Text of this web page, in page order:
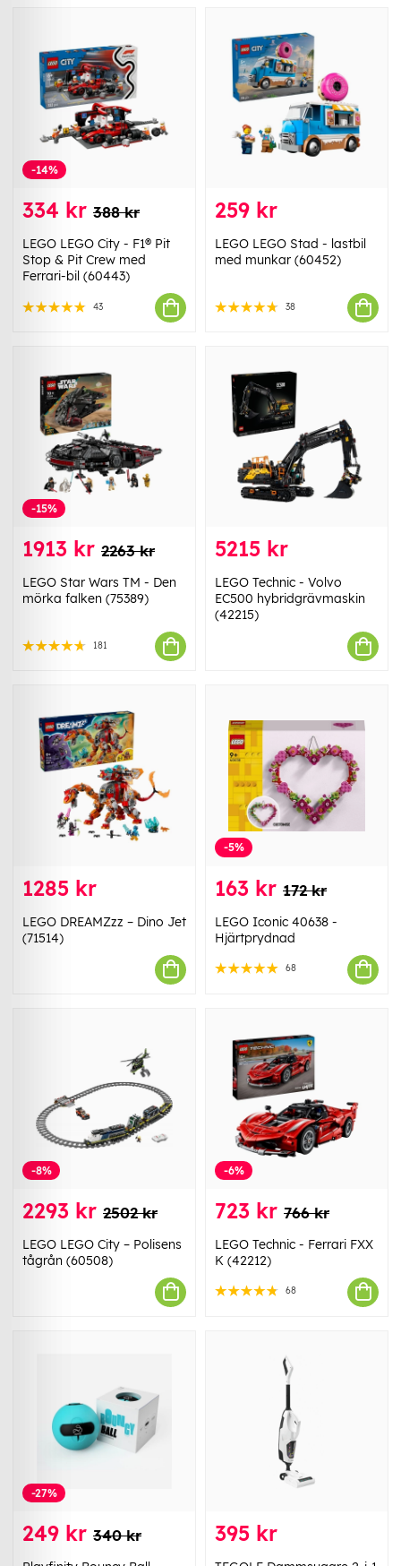
-14%
334 kr 388 kr
LEGO LEGO City - F1® Pit
Stop & Pit Crew med
Ferrari-bil (60443)
43
259 kr
LEGO LEGO Stad - lastbil
med munkar (60452)
38
-15%
1913 kr 2263 kr
LEGO Star Wars TM - Den
mörka falken (75389)
181
5215 kr
LEGO Technic - Volvo
EC500 hybridgrävmaskin
(42215)
1285 kr
LEGO DREAMZzz – Dino Jet
(71514)
-5%
163 kr 172 kr
LEGO Iconic 40638 -
Hjärtprydnad
68
-8%
2293 kr 2502 kr
LEGO LEGO City – Polisens
tågrån (60508)
-6%
723 kr 766 kr
LEGO Technic - Ferrari FXX
K (42212)
68
-27%
249 kr 340 kr 395 kr